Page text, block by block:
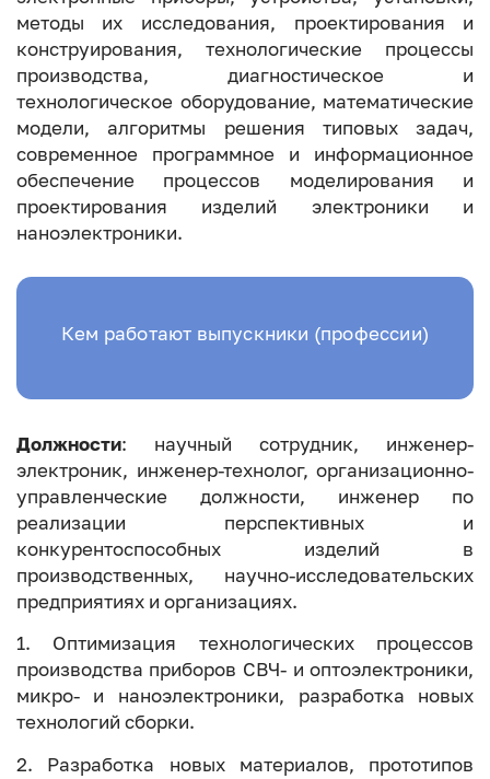
методы их исследования, проектирования и
конструирования, технологические процессы
производства, диагностическое и
технологическое оборудование, математические
модели, алгоритмы решения типовых задач,
современное программное и информационное
обеспечение процессов моделирования и
проектирования изделий электроники и
наноэлектроники.
Кем работают выпускники (профессии)
Должности: научный сотрудник, инженер-
электроник, инженер-технолог, организационно-
управленческие должности, инженер по
реализации перспективных и
конкурентоспособных изделий в
производственных, научно-исследовательских
предприятиях и организациях.
1. Оптимизация технологических процессов
производства приборов СВЧ- и оптоэлектроники,
микро- и наноэлектроники, разработка новых
технологий сборки.
2. Разработка новых материалов, прототипов